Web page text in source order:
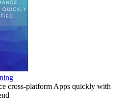
cross-platform Apps quickly with